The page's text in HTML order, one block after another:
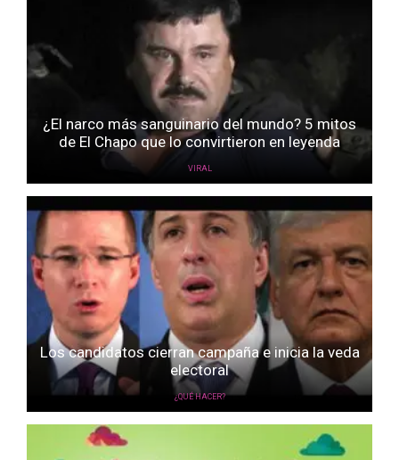
¿El narco más sanguinario del mundo? 5 mitos
de El Chapo que lo convirtieron en leyenda
VIRAL
Los candidatos cierran campaña e inicia la veda
electoral
¿QUÉ HACER?